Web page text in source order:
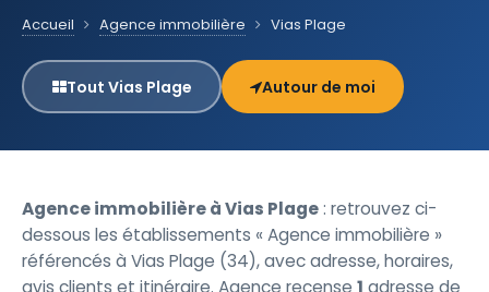
Accueil Agence immobilière Vias Plage
Tout Vias Plage Autour de moi
Agence immobilière à Vias Plage: retrouvez ci-
dessous les établissements « Agence immobilière »
référencés à Vias Plage (34), avec adresse, horaires,
avis clients et itinéraire. Agence recense 1 adresse de